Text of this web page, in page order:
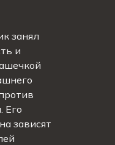
занял
и
Его
зависят